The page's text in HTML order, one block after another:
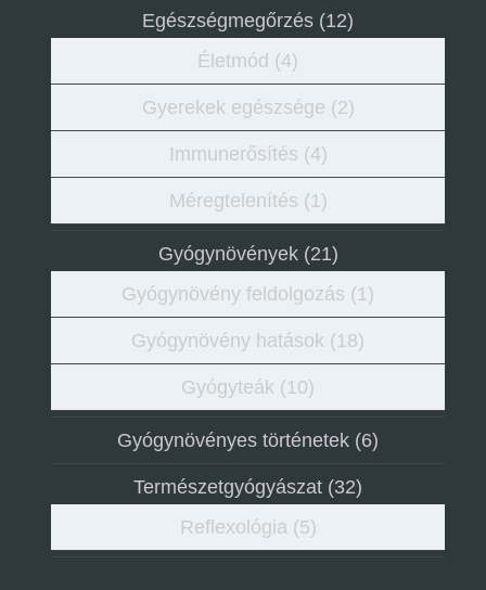
Egészségmegőrzés (12)
Életmód (4)
Gyerekek egészsége (2)
Immunerősítés (4)
Méregtelenítés (1)
Gyógynövények(21)
Gyógynövény feldolgozás (1)
Gyógynövény hatások (18)
Gyógyteák (10)
Gyógynövényes történetek (6)
Természetgyógyászat (32)
Reflexológia (5)